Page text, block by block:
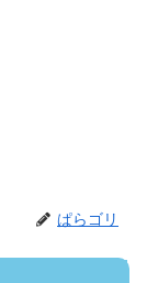
ぱらゴリ